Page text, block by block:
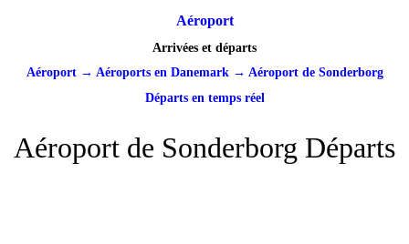
Aéroport
Arrivées et départs
Aéroport→ Aéroports en Danemark→ Aéroport de Sonderborg
Départs en temps réel
Aéroport de Sonderborg Départs